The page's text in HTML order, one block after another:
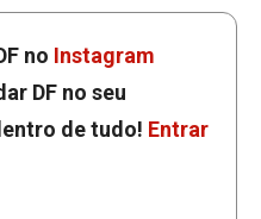
no Instagram
DF no seu
de tudo! Entrar